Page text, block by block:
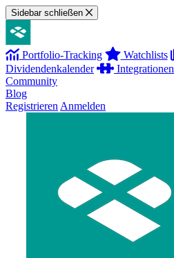
Sidebar schließen
Portfolio-Tracking Watchlists
Dividendenkalender
Integrationen
Community
Blog
Registrieren Anmelden